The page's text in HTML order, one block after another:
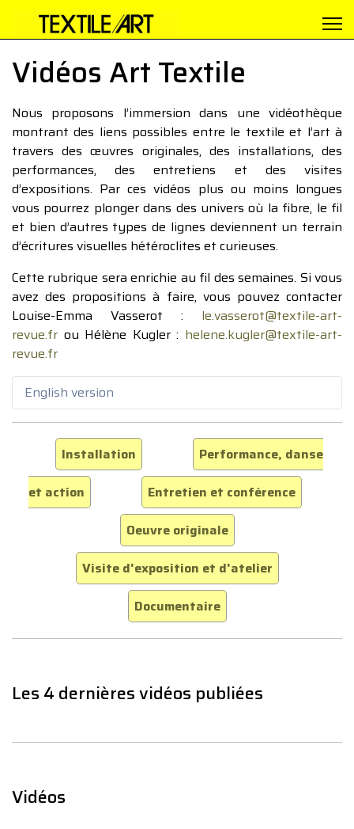
Vidéos Art Textile
Nous proposons l’immersion dans une vidéothèque
montrant des liens possibles entre le textile et l’art à
travers des œuvres originales, des installations, des
performances, des entretiens et des visites
d’expositions. Par ces vidéos plus ou moins longues
vous pourrez plonger dans des univers où la fibre, le fil
et bien d’autres types de lignes deviennent un terrain
d’écritures visuelles hétéroclites et curieuses.
Cette rubrique sera enrichie au fil des semaines. Si vous
avez des propositions à faire, vous pouvez contacter
Louise-Emma Vasserot : le.vasserot@textile-art-
revue.fr ou Hélène Kugler : helene.kugler@textile-art-
revue.fr
English version
Installation
Performance, danse
et action
Entretien et conférence
Oeuvre originale
Visite d'exposition et d'atelier
Documentaire
Les 4 dernières vidéos publiées
Vidéos